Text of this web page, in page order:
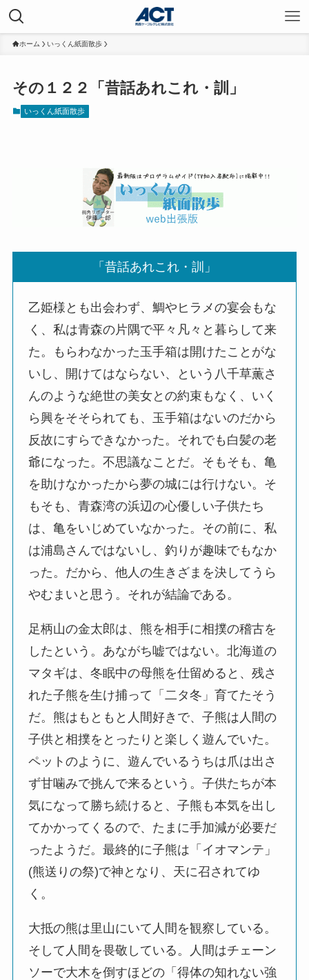
ホーム いっくん紙面散歩
その１２２「昔話あれこれ・訓」
いっくん紙面散歩
「昔話あれこれ・訓」
乙姫様とも出会わず、鯛やヒラメの宴会もな
く、私は青森の片隅で平々凡々と暮らして来
た。もらわなかった玉手箱は開けたことがな
いし、開けてはならない、という八千草薫さ
んのような絶世の美女との約束もなく、いく
ら興をそそられても、玉手箱はないのだから
反故にすらできなかった。それでも白髪の老
爺になった。不思議なことだ。そもそも、亀
を助けなかったから夢の城には行けない。そ
もそも、青森湾の浜辺の心優しい子供たち
は、亀をいじめていなかった。その前に、私
は浦島さんではないし、釣りが趣味でもなか
った。だから、他人の生きざまを決してうら
やむまいと思う。それが結論である。
足柄山の金太郎は、熊を相手に相撲の稽古を
したという。あながち嘘ではない。北海道の
マタギは、冬眠中の母熊を仕留めると、残さ
れた子熊を生け捕って「二タ冬」育てたそう
だ。熊はもともと人間好きで、子熊は人間の
子供と相撲をとったりと楽しく遊んでいた。
ペットのように、遊んでいるうちは爪は出さ
ず甘噛みで挑んで来るという。子供たちが本
気になって勝ち続けると、子熊も本気を出し
てかかってくるので、たまに手加減が必要だ
ったようだ。最終的に子熊は「イオマンテ」
(熊送りの祭)で神となり、天に召されてゆ
く。
大抵の熊は里山にいて人間を観察している。
そして人間を畏敬している。人間はチェーン
ソーで大木を倒すほどの「得体の知れない強